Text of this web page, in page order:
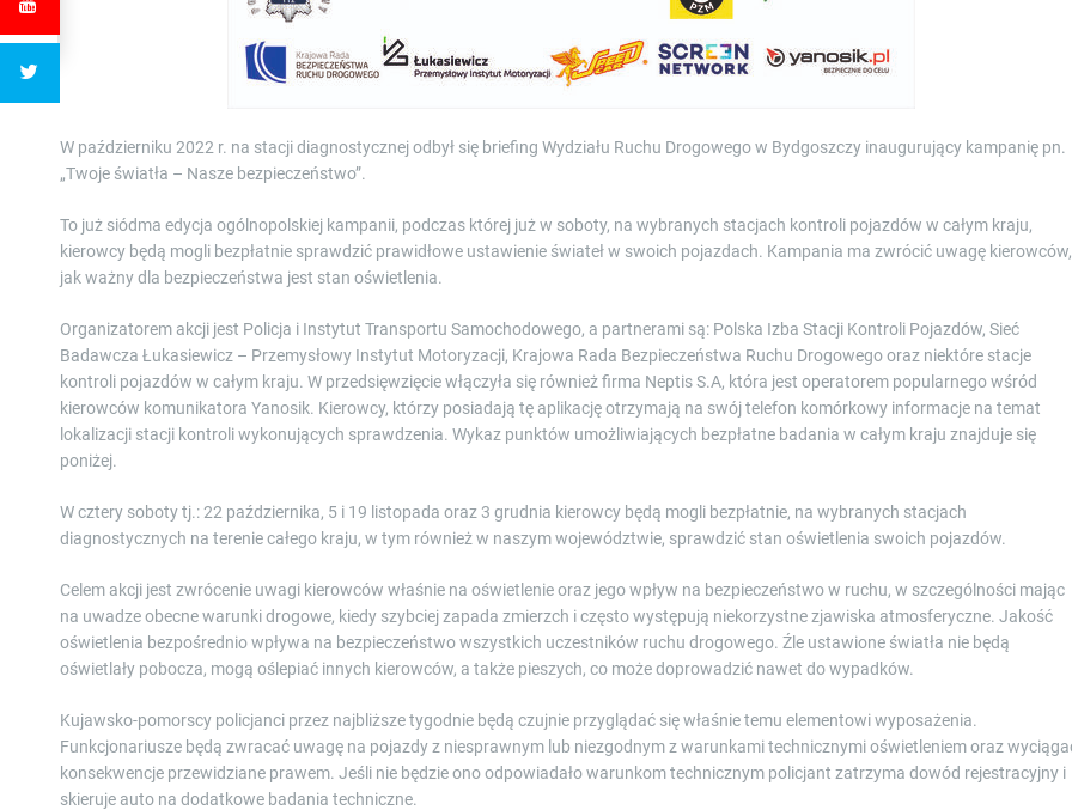
W październiku 2022 r. na stacji diagnostycznej odbył się briefing Wydziału Ruchu Drogowego w Bydgoszczy inaugurujący kampanię pn.
„Twoje światła – Nasze bezpieczeństwo”.
To już siódma edycja ogólnopolskiej kampanii, podczas której już w soboty, na wybranych stacjach kontroli pojazdów w całym kraju,
kierowcy będą mogli bezpłatnie sprawdzić prawidłowe ustawienie świateł w swoich pojazdach. Kampania ma zwrócić uwagę kierowców,
jak ważny dla bezpieczeństwa jest stan oświetlenia.
Organizatorem akcji jest Policja i Instytut Transportu Samochodowego, a partnerami są: Polska Izba Stacji Kontroli Pojazdów, Sieć
Badawcza Łukasiewicz – Przemysłowy Instytut Motoryzacji, Krajowa Rada Bezpieczeństwa Ruchu Drogowego oraz niektóre stacje
kontroli pojazdów w całym kraju. W przedsięwzięcie włączyła się również firma Neptis S.A, która jest operatorem popularnego wśród
kierowców komunikatora Yanosik. Kierowcy, którzy posiadają tę aplikację otrzymają na swój telefon komórkowy informacje na temat
lokalizacji stacji kontroli wykonujących sprawdzenia. Wykaz punktów umożliwiających bezpłatne badania w całym kraju znajduje się
poniżej.
W cztery soboty tj.: 22 października, 5 i 19 listopada oraz 3 grudnia kierowcy będą mogli bezpłatnie, na wybranych stacjach
diagnostycznych na terenie całego kraju, w tym również w naszym województwie, sprawdzić stan oświetlenia swoich pojazdów.
Celem akcji jest zwrócenie uwagi kierowców właśnie na oświetlenie oraz jego wpływ na bezpieczeństwo w ruchu, w szczególności mając
na uwadze obecne warunki drogowe, kiedy szybciej zapada zmierzch i często występują niekorzystne zjawiska atmosferyczne. Jakość
oświetlenia bezpośrednio wpływa na bezpieczeństwo wszystkich uczestników ruchu drogowego. Źle ustawione światła nie będą
oświetlały pobocza, mogą oślepiać innych kierowców, a także pieszych, co może doprowadzić nawet do wypadków.
Kujawsko-pomorscy policjanci przez najbliższe tygodnie będą czujnie przyglądać się właśnie temu elementowi wyposażenia.
Funkcjonariusze będą zwracać uwagę na pojazdy z niesprawnym lub niezgodnym z warunkami technicznymi oświetleniem oraz
konsekwencje przewidziane prawem. Jeśli nie będzie ono odpowiadało warunkom technicznym policjant zatrzyma dowód rejestracyjny i
skieruje auto na dodatkowe badania techniczne.